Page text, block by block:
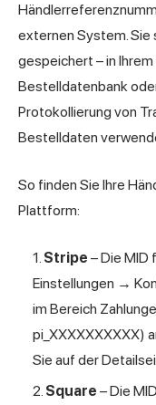
externen System. Sie
gespeichert – in
Bestelldatenbank
Protokollierung von
Bestelldaten
So finden Sie Ihre
Plattform:
Stripe – Die MID
Einstellungen →
im Bereich
pi_XXXXXXXXXX)
Sie auf der
Square – Die